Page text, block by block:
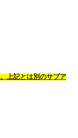
上記とは別のサブア